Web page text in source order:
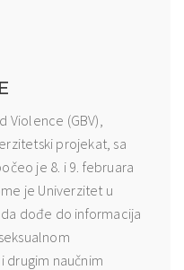
Violence (GBV),
projekat, sa
je 8. i 9. februara
je Univerzitet u
dođe do informacija
drugim naučnim